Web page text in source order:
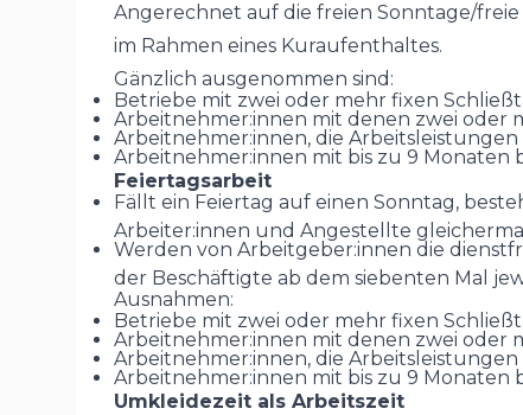
Angerechnet auf die freien Sonntage/
im Rahmen eines Kuraufenthaltes.
Gänzlich ausgenommen sind:
Betriebe mit zwei oder mehr fixen
Arbeitnehmer:innen mit denen zwei oder
Arbeitnehmer:innen, die
Arbeitnehmer:innen mit bis zu 9 Monaten
Feiertagsarbeit
Fällt ein Feiertag auf einen Sonntag,
Arbeiter:innen und Angestellte
Werden von Arbeitgeber:innen die
der Beschäftigte ab dem siebenten Mal
Ausnahmen:
Betriebe mit zwei oder mehr fixen
Arbeitnehmer:innen mit denen zwei oder
Arbeitnehmer:innen, die
Arbeitnehmer:innen mit bis zu 9 Monaten
Umkleidezeit als Arbeitszeit